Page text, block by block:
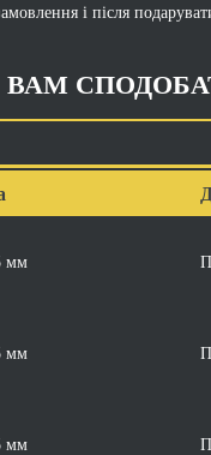
і після
ВАМ
мм
мм
мм